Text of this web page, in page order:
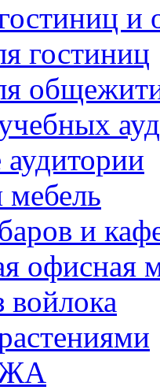
гостиниц
и
офисная
войлока